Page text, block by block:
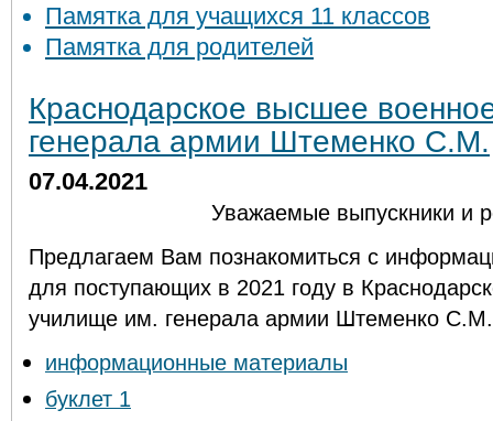
Памятка для учащихся 11 классов
Памятка для родителей
Краснодарское высшее
генерала армии Штеменко С.М.
07.04.2021
Уважаемые выпускники и
Предлагаем Вам познакомиться с
для поступающих в 2021 году в
училище им. генерала армии Штеменко С.М.
информационные материалы
буклет 1